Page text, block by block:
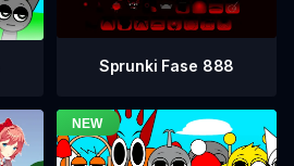
Sprunki Fase 888